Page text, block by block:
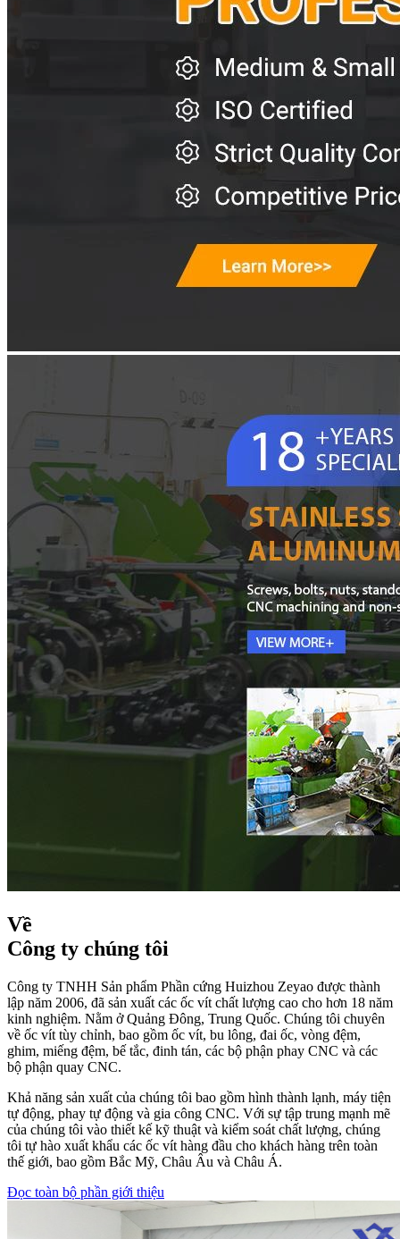
Về
Công ty chúng tôi
Công ty TNHH Sản phẩm Phần cứng Huizhou Zeyao được thành
lập năm 2006, đã sản xuất các ốc vít chất lượng cao cho hơn 18 năm
kinh nghiệm. Nằm ở Quảng Đông, Trung Quốc. Chúng tôi chuyên
về ốc vít tùy chỉnh, bao gồm ốc vít, bu lông, đai ốc, vòng đệm,
ghim, miếng đệm, bế tắc, đinh tán, các bộ phận phay CNC và các
bộ phận quay CNC.
Khả năng sản xuất của chúng tôi bao gồm hình thành lạnh, máy tiện
tự động, phay tự động và gia công CNC. Với sự tập trung mạnh mẽ
của chúng tôi vào thiết kế kỹ thuật và kiểm soát chất lượng, chúng
tôi tự hào xuất khẩu các ốc vít hàng đầu cho khách hàng trên toàn
thế giới, bao gồm Bắc Mỹ, Châu Âu và Châu Á.
Đọc toàn bộ phần giới thiệu